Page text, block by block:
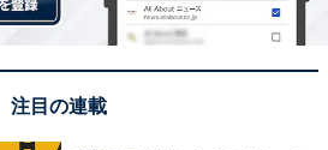
注目の連載